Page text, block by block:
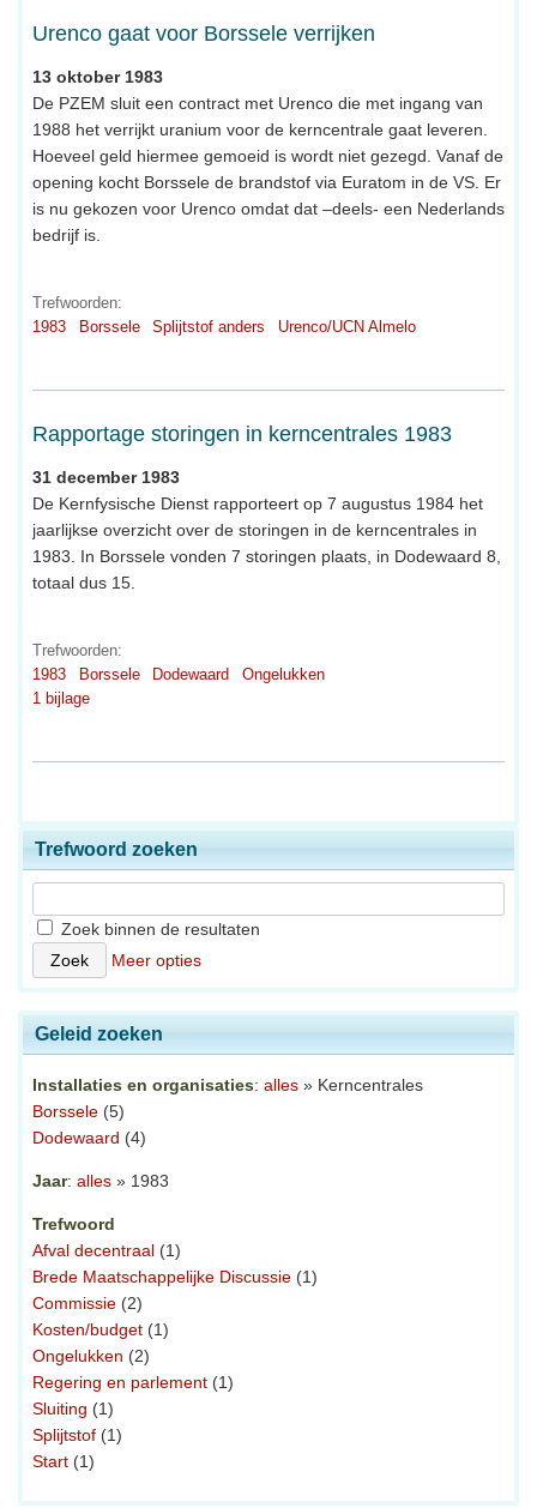
Urenco gaat voor Borssele verrijken
13 oktober 1983
De PZEM sluit een contract met Urenco die met ingang van
1988 het verrijkt uranium voor de kerncentrale gaat leveren.
Hoeveel geld hiermee gemoeid is wordt niet gezegd. Vanaf de
opening kocht Borssele de brandstof via Euratom in de VS. Er
is nu gekozen voor Urenco omdat dat –deels- een Nederlands
bedrijf is.
Trefwoorden:
1983
Borssele Splijtstof anders Urenco/UCN Almelo
Rapportage storingen in kerncentrales 1983
31 december 1983
De Kernfysische Dienst rapporteert op 7 augustus 1984 het
jaarlijkse overzicht over de storingen in de kerncentrales in
1983. In Borssele vonden 7 storingen plaats, in Dodewaard 8,
totaal dus 15.
Trefwoorden:
1983
Borssele Dodewaard
Ongelukken
1 bijlage
Trefwoord zoeken
Zoek binnen de resultaten
Meer opties
Geleid zoeken
Installaties en organisaties: alles » Kerncentrales
Borssele (5)
Dodewaard (4)
Jaar: alles » 1983
Trefwoord
Afval decentraal (1)
Brede Maatschappelijke Discussie (1)
Commissie (2)
Kosten/budget (1)
Ongelukken (2)
Regering en parlement (1)
Sluiting (1)
Splijtstof (1)
Start (1)